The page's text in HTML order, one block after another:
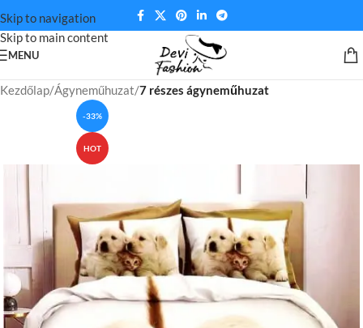
Skip to navigation
Skip to main content
MENU
Kezdőlap Ágyneműhuzat 7 részes ágyneműhuzat
-33%
HOT